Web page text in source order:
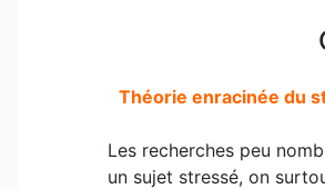
Théorie enracinée du
Les recherches peu
un sujet stressé, on